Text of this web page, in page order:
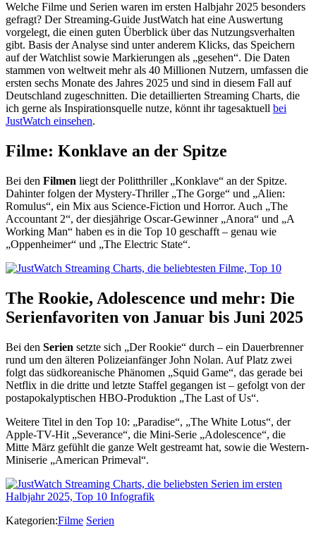
Welche Filme und Serien waren im ersten Halbjahr 2025 besonders
gefragt? Der Streaming-Guide JustWatch hat eine Auswertung
vorgelegt, die einen guten Überblick über das Nutzungsverhalten
gibt. Basis der Analyse sind unter anderem Klicks, das Speichern
auf der Watchlist sowie Markierungen als „gesehen“. Die Daten
stammen von weltweit mehr als 40 Millionen Nutzern, umfassen die
ersten sechs Monate des Jahres 2025 und sind in diesem Fall auf
Deutschland zugeschnitten. Die detaillierten Streaming Charts, die
ich gerne als Inspirationsquelle nutze, könnt ihr tagesaktuell bei
JustWatch einsehen.
Filme: Konklave an der Spitze
Bei den Filmen liegt der Politthriller „Konklave“ an der Spitze.
Dahinter folgen der Mystery-Thriller „The Gorge“ und „Alien:
Romulus“, ein Mix aus Science-Fiction und Horror. Auch „The
Accountant 2“, der diesjährige Oscar-Gewinner „Anora“ und „A
Working Man“ haben es in die Top 10 geschafft – genau wie
„Oppenheimer“ und „The Electric State“.
The Rookie, Adolescence und mehr: Die
Serienfavoriten von Januar bis Juni 2025
Bei den Serien setzte sich „Der Rookie“ durch – ein Dauerbrenner
rund um den älteren Polizeianfänger John Nolan. Auf Platz zwei
folgt das südkoreanische Phänomen „Squid Game“, das gerade bei
Netflix in die dritte und letzte Staffel gegangen ist – gefolgt von der
postapokalyptischen HBO-Produktion „The Last of Us“.
Weitere Titel in den Top 10: „Paradise“, „The White Lotus“, der
Apple-TV-Hit „Severance“, die Mini-Serie „Adolescence“, die
Mitte März gefühlt die ganze Welt gestreamt hat, sowie die Western-
Miniserie „American Primeval“.
Kategorien:Filme Serien